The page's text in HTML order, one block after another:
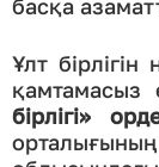
басқа
Ұлт
қамтамасыз
бірлігі»